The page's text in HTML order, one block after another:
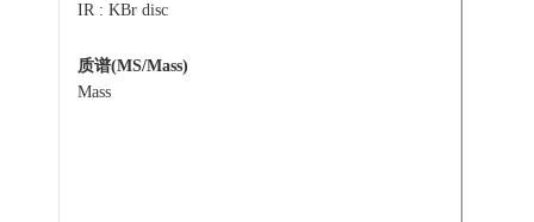
IR : KBr disc
质谱(MS/Mass)
Mass